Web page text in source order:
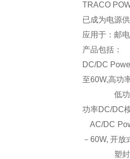
TRACO
已成为电源
应用于：邮
产品包括：
DC/DC
至60W,高功
低功率
功率DC/
AC/DC
－60W, 开
塑封